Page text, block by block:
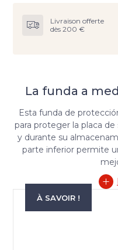
Livraison offerte
dès 200 €
La funda a
Esta funda de
para proteger la placa
y durante su
parte inferior permite
À SAVOIR !